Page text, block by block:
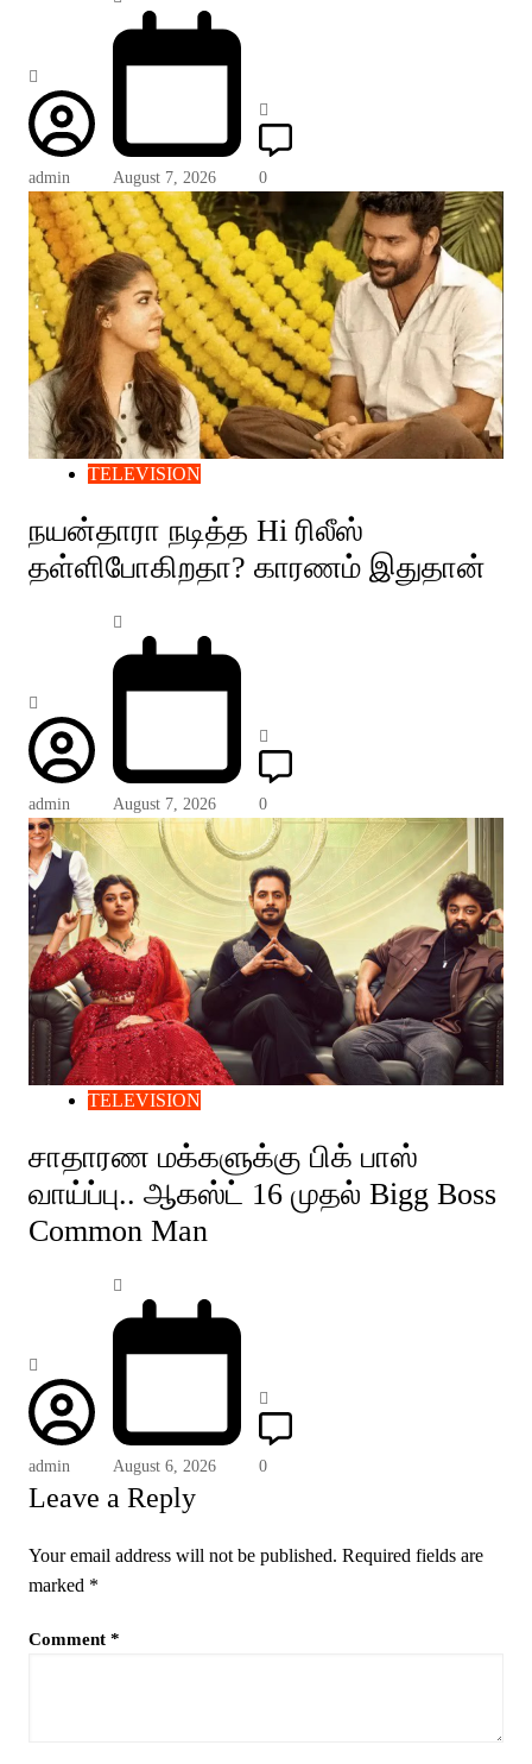
admin August 7, 2026 0
TELEVISION
நயன்தாரா நடித்த Hi ரிலீஸ்
தள்ளிபோகிறதா? காரணம் இதுதான்
admin August 7, 2026 0
TELEVISION
சாதாரண மக்களுக்கு பிக் பாஸ்
வாய்ப்பு.. ஆகஸ்ட் 16 முதல் Bigg Boss
Common Man
admin August 6, 2026 0
Leave a Reply
Your email address will not be published. Required fields are
marked *
Comment *